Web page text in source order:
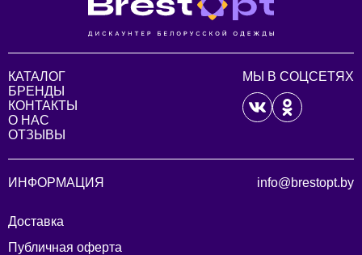
КАТАЛОГ
БРЕНДЫ
КОНТАКТЫ
О НАС
ОТЗЫВЫ
МЫ В СОЦСЕТЯХ
ИНФОРМАЦИЯ
Доставка
Публичная оферта
info@brestopt.by